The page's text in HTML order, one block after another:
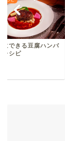
簡単にできる煮込
ベツレシピ